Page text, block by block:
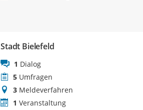
Stadt Bielefeld
1 Dialog
5 Umfragen
3 Meldeverfahren
1 Veranstaltung